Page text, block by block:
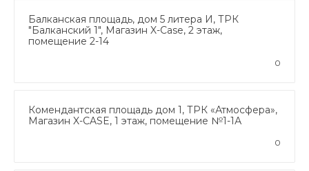
Балканская площадь, дом 5 литера И, ТРК
"Балканский 1", Магазин X-Case, 2 этаж,
помещение 2-14
0
Комендантская площадь дом 1, ТРК «Атмосфера»,
Магазин X-CASE, 1 этаж, помещение №1-1А
0